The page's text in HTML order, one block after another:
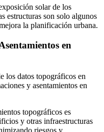
solar de los
estructuras son solo algunos
la planificación urbana.
en
los datos topográficos en
y asentamientos en
topográficos es
y otras infraestructuras
riesgos y